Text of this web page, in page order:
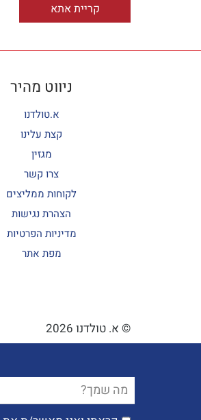
קריית אתא
ניווט מהיר
א.טולדנו
קצת עלינו
מגזין
צרו קשר
לקוחות ממליצים
הצהרת נגישות
מדיניות הפרטיות
מפת אתר
© א. טולדנו 2026
שם
מלא